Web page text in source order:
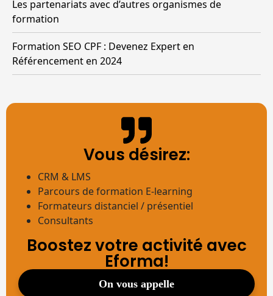
Les partenariats avec d’autres organismes de
formation
Formation SEO CPF : Devenez Expert en
Référencement en 2024
Vous désirez:
CRM & LMS
Parcours de formation E-learning
Formateurs distanciel / présentiel
Consultants
Boostez votre activité avec
Eforma!
on vous appelle